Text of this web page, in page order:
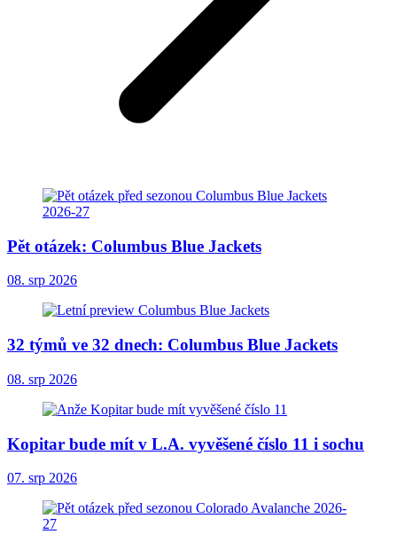
Pět otázek: Columbus Blue Jackets
08. srp 2026
32 týmů ve 32 dnech: Columbus Blue Jackets
08. srp 2026
Kopitar bude mít v L.A. vyvěšené číslo 11 i sochu
07. srp 2026